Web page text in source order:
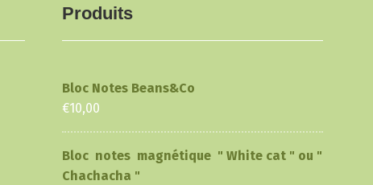
Produits
Bloc Notes Beans&Co
€10,00
Bloc notes magnétique " White cat " ou "
Chachacha "